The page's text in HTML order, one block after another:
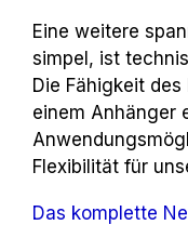
Eine weitere
simpel, ist
Die Fähigkeit
einem Anhänger
Flexibilität für
Das komplette